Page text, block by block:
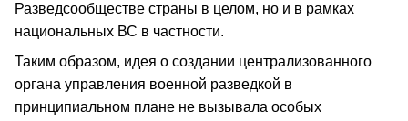
Разведсообществе страны в целом, но и в рамках
национальных ВС в частности.
Таким образом, идея о создании централизованного
органа управления военной разведкой в
принципиальном плане не вызывала особых